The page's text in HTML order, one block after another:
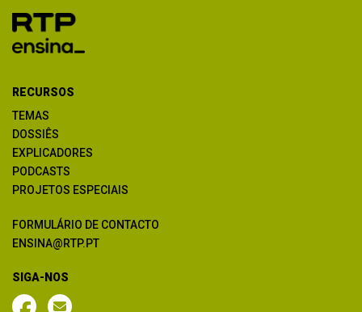
RECURSOS
TEMAS
DOSSIÊS
EXPLICADORES
PODCASTS
PROJETOS ESPECIAIS
FORMULÁRIO DE CONTACTO
ENSINA@RTP.PT
SIGA-NOS